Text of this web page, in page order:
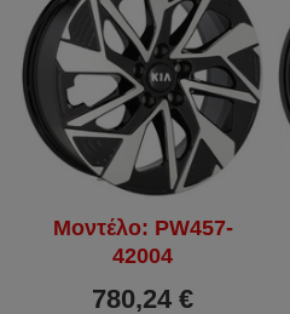
Μοντέλο: PW457-
42004
780,24 €